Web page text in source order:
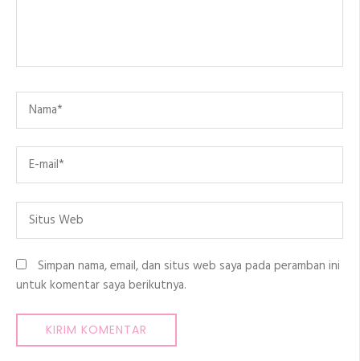
Name
Email
Situs
Web
Simpan nama, email, dan situs web saya pada peramban ini
untuk komentar saya berikutnya.